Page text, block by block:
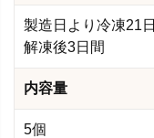
製造日より冷凍21日
解凍後3日間
内容量
5個